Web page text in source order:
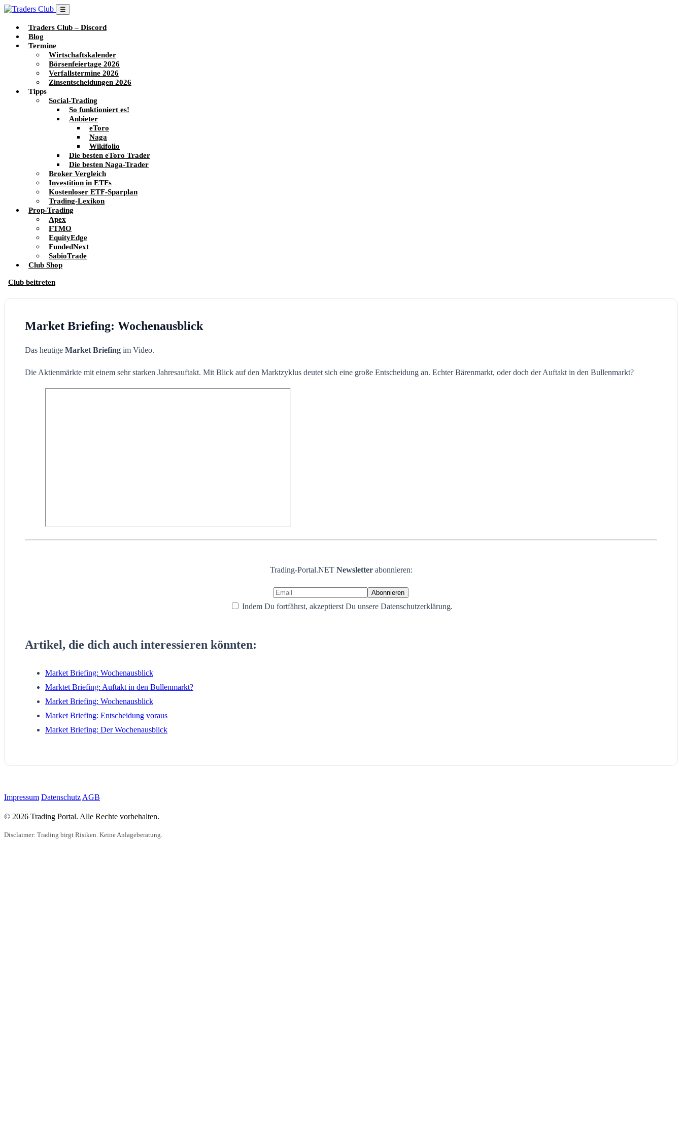
☰
Traders Club – Discord
Blog
Termine
Wirtschaftskalender
Börsenfeiertage 2026
Verfallstermine 2026
Zinsentscheidungen 2026
Tipps
Social-Trading
So funktioniert es!
Anbieter
eToro
Naga
Wikifolio
Die besten eToro Trader
Die besten Naga-Trader
Broker Vergleich
Investition in ETFs
Kostenloser ETF-Sparplan
Trading-Lexikon
Prop-Trading
Apex
FTMO
EquityEdge
FundedNext
SabioTrade
Club Shop
Club beitreten
Market Briefing: Wochenausblick
Das heutige Market Briefing im Video.
Die Aktienmärkte mit einem sehr starken Jahresauftakt. Mit Blick auf den Marktzyklus deutet sich eine große Entscheidung an. Echter Bärenmarkt, oder doch der Auftakt in den Bullenmarkt?
Trading-Portal.NET Newsletter abonnieren:
Indem Du fortfährst, akzeptierst Du unsere Datenschutzerklärung.
Artikel, die dich auch interessieren könnten:
Market Briefing: Wochenausblick
Marktet Briefing: Auftakt in den Bullenmarkt?
Market Briefing: Wochenausblick
Market Briefing: Entscheidung voraus
Market Briefing: Der Wochenausblick
Impressum Datenschutz AGB
© 2026 Trading Portal. Alle Rechte vorbehalten.
Disclaimer: Trading birgt Risiken. Keine Anlageberatung.